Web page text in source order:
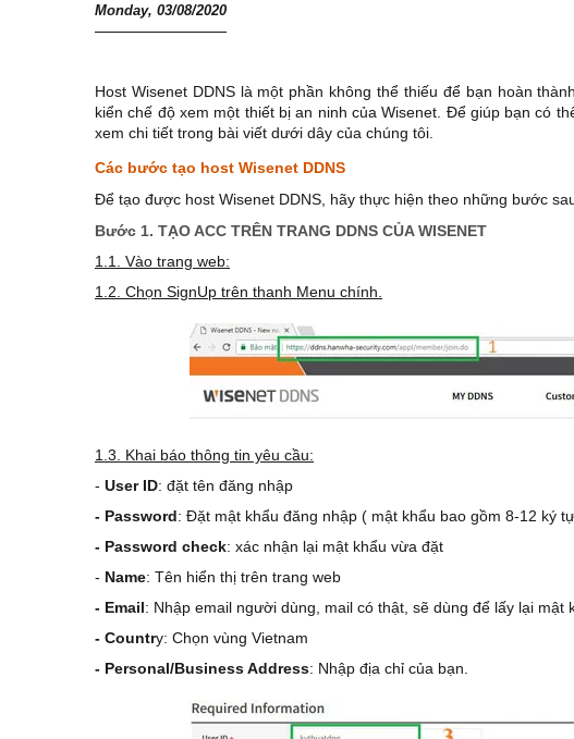
Monday, 03/08/2020
Host Wisenet DDNS là một phần không thể thiếu để bạn hoàn
kiển chế độ xem một thiết bị an ninh của Wisenet. Để giúp bạn có
xem chi tiết trong bài viết dưới dây của chúng tôi.
Các bước tạo host Wisenet DDNS
Để tạo được host Wisenet DDNS, hãy thực hiện theo những bước
Bước 1. TẠO ACC TRÊN TRANG DDNS CỦA WISENET
1.1. Vào trang web:
1.2. Chọn SignUp trên thanh Menu chính.
1.3. Khai báo thông tin yêu cầu:
- User ID: đặt tên đăng nhập
- Password: Đặt mật khẩu đăng nhập ( mật khẩu bao gồm 8-12 ký
- Password check: xác nhận lại mật khẩu vừa đặt
- Name: Tên hiển thị trên trang web
- Email: Nhập email người dùng, mail có thật, sẽ dùng để lấy lại mật
- Country: Chọn vùng Vietnam
- Personal/Business Address: Nhập địa chỉ của bạn.